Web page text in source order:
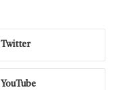
Twitter
YouTube